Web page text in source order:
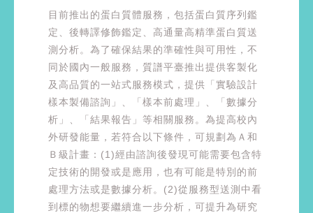
目前推出的蛋白質體服務，包括蛋白質序列鑑
定、後轉譯修飾鑑定、高通量高精準蛋白質送
測分析。為了確保結果的準確性與可用性，不
同於國內一般服務，質譜平臺推出提供客製化
及高品質的一站式服務模式，提供「實驗設計
樣本製備諮詢」、「樣本前處理」、「數據分
析」、「結果報告」等相關服務。為提高校內
外研發能量，若符合以下條件，可規劃為Ａ和
Ｂ級計畫：(1)經由諮詢後發現可能需要包含特
定技術的開發或是應用，也有可能是特別的前
處理方法或是數據分析。(2)從服務型送測中看
到標的物想要繼續進一步分析，可提升為研究